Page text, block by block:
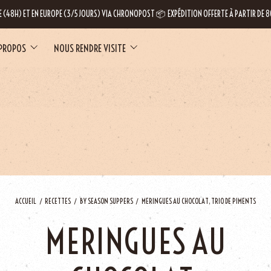
(48H) ET EN EUROPE (3/5 JOURS) VIA CHRONOPOST 📦 EXPÉDITION OFFERTE À PARTIR
NOUS RENDRE VISITE
ACCUEIL RECETTES BY SEASON SUPPERS MERINGUES AU CHOCOLAT, TRIO DE PIMENTS
MERINGUES AU